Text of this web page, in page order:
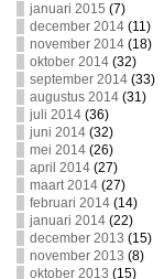
januari 2015 (7)
december 2014(11)
november 2014(18)
oktober 2014(32)
september 2014(33)
augustus 2014(31)
juli 2014(36)
juni 2014(32)
mei 2014(26)
april 2014(27)
maart 2014(27)
februari 2014(14)
januari 2014(22)
december 2013 (15)
november 2013 (8)
oktober 2013 (15)